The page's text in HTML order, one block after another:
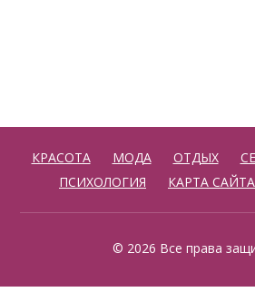
КРАСОТА МОДА ОТДЫХ
ПСИХОЛОГИЯ
КАРТА САЙТА
© 2026 Все права